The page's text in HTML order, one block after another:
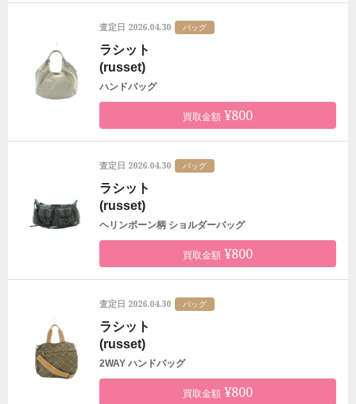
査定日 2026.04.30 バッグ
ラシット
(russet)
ハンドバッグ
買取金額 ¥800
査定日 2026.04.30 バッグ
ラシット
(russet)
ヘリンボーン柄 ショルダーバッグ
買取金額 ¥800
査定日 2026.04.30 バッグ
ラシット
(russet)
2WAY ハンドバッグ
買取金額 ¥800